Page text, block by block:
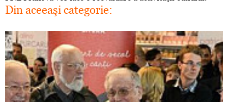
Din aceeaşi categorie: